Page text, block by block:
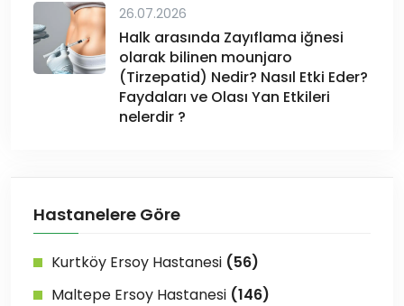
26.07.2026
Halk arasında Zayıflama iğnesi
olarak bilinen mounjaro
(Tirzepatid) Nedir? Nasıl Etki Eder?
Faydaları ve Olası Yan Etkileri
nelerdir ?
Hastanelere Göre
Kurtköy Ersoy Hastanesi (56)
Maltepe Ersoy Hastanesi (146)